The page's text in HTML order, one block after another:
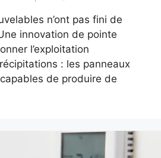
n’ont pas fini de
innovation de pointe
l’exploitation
: les panneaux
de produire de